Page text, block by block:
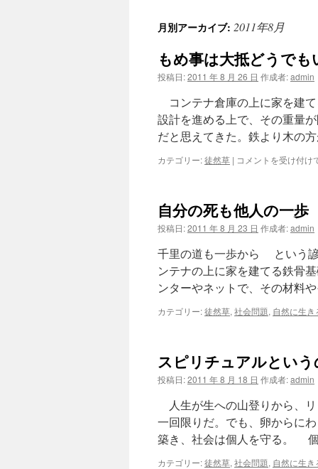
へ月別アーカイブ: 2011年8月
もめ事は大抵どうで
投稿日:2011 年 8 月 26 日 作成者:admin
コンテナ倉庫の上に家を建
設計を進める上で、その重量
だと思えてきた。鉄より木の
カテゴリー:徒然草 | も
大
抵
ど
う
で
も
い
こ
コメントを受け付け
自分の死も他人の一歩
投稿日:2011 年 8 月 23 日 作成者:admin
千里の道も一歩から という
ンテナの上に家を建てる鉄骨
ンターやネットで、その材料
カテゴリー:徒然草, 社会問題, 自然に生き
スピリチュアルとい
投稿日:2011 年 8 月 18 日 作成者:admin
人生が生への山登りから、
一回限りだ。でも、卵からに
築き、社会は個人を守る。
カテゴリー:徒然草, 社会問題, 自然に生き